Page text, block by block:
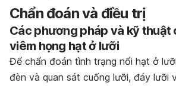
Chẩn đoán và điều trị
Các phương pháp và kỹ thuật
viêm họng hạt ở lưỡi
Để chẩn đoán tình trạng nổi hạt ở
đèn và quan sát cuống lưỡi, đáy lưỡi